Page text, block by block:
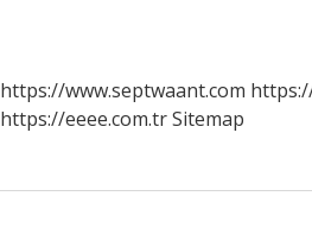
https://www.septwaant.com
https://eeee.com.trSitemap